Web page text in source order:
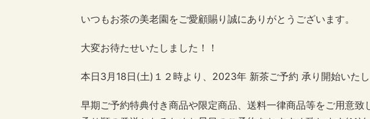
いつもお茶の美老園をご愛顧賜り誠にありがとうございます。
大変お待たせいたしました！！
本日3月18日(土)１２時より、2023年 新茶ご予約 承り開始いたし
早期ご予約特典付き商品や限定商品、送料一律商品等をご用意致